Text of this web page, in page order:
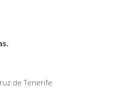
de Tenerife